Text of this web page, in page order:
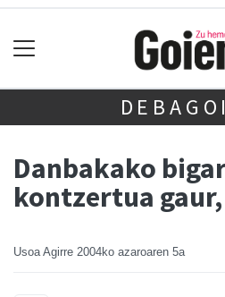
Danbakako
kontzertua
Usoa Agirre 2004ko azaroaren 5a